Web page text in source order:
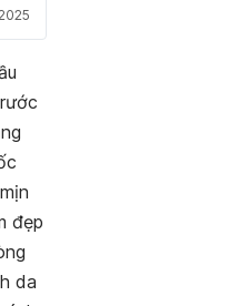
đẹp
da